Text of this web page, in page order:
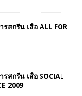
รสกรีน เสื้อ ALL FOR
รสกรีน เสื้อ SOCIAL
2009